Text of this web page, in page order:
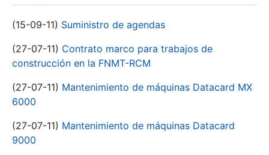
(15-09-11) Suministro de agendas
(27-07-11) Contrato marco para trabajos de
construcción en la FNMT-RCM
(27-07-11) Mantenimiento de máquinas Datacard MX
6000
(27-07-11) Mantenimiento de máquinas Datacard
9000